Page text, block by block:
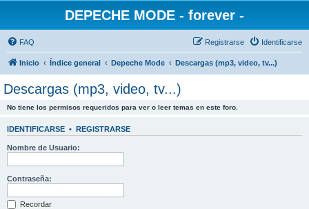
DEPECHE MODE - forever -
FAQ Identificarse
Registrarse
Inicio Índice general Depeche Mode Descargas (mp3, video, tv...)
Descargas (mp3, video, tv...)
No tiene los permisos requeridos para ver o leer temas en este foro.
IDENTIFICARSE • REGISTRARSE
Nombre de Usuario:
Contraseña:
Recordar